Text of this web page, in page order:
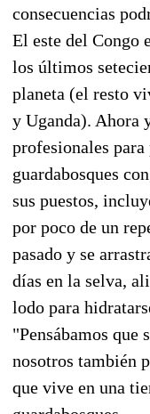
consecuencias
El este del Congo
los últimos
planeta (el resto
y Uganda). Ahora
profesionales
guardabosques
sus puestos,
por poco de un
pasado y se
días en la selva,
lodo para
"Pensábamos que
nosotros también
que vive en una